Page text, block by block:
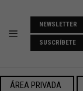
NEWSLETTER
SUSCRÍBETE
ÁREA PRIVADA